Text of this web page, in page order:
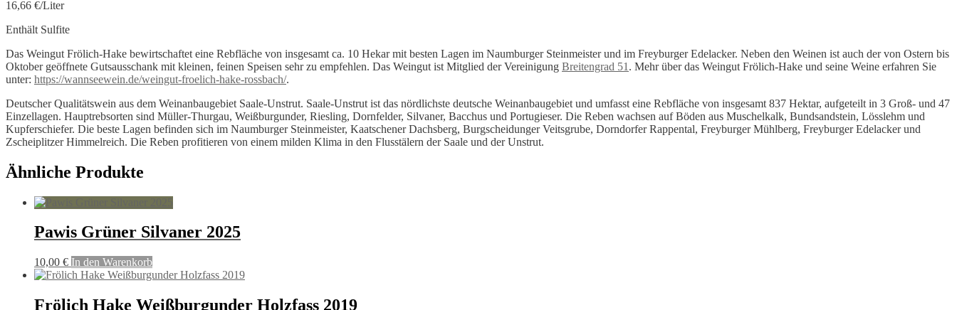
16,66 €/Liter
Enthält Sulfite
Das Weingut Frölich-Hake bewirtschaftet eine Rebfläche von insgesamt ca. 10 Hekar mit besten Lagen im Naumburger Steinmeister und im Freyburger Edelacker. Neben den Weinen ist auch der von Ostern bis
Oktober geöffnete Gutsausschank mit kleinen, feinen Speisen sehr zu empfehlen. Das Weingut ist Mitglied der Vereinigung Breitengrad 51 . Mehr über das Weingut Frölich-Hake und seine Weine erfahren Sie
unter: https://wannseewein.de/weingut-froelich-hake-rossbach/.
Deutscher Qualitätswein aus dem Weinanbaugebiet Saale-Unstrut. Saale-Unstrut ist das nördlichste deutsche Weinanbaugebiet und umfasst eine Rebfläche von insgesamt 837 Hektar, aufgeteilt in 3 Groß- und 47
Einzellagen. Hauptrebsorten sind Müller-Thurgau, Weißburgunder, Riesling, Dornfelder, Silvaner, Bacchus und Portugieser. Die Reben wachsen auf Böden aus Muschelkalk, Bundsandstein, Lösslehm und
Kupferschiefer. Die beste Lagen befinden sich im Naumburger Steinmeister, Kaatschener Dachsberg, Burgscheidunger Veitsgrube, Dorndorfer Rappental, Freyburger Mühlberg, Freyburger Edelacker und
Zscheiplitzer Himmelreich. Die Reben profitieren von einem milden Klima in den Flusstälern der Saale und der Unstrut.
Ähnliche Produkte
Pawis Grüner Silvaner 2025
10,00 € In den Warenkorb
Frölich Hake Weißburgunder Holzfass 2019